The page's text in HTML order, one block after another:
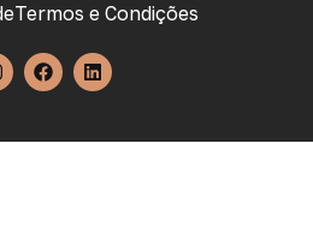
Termos e Condições